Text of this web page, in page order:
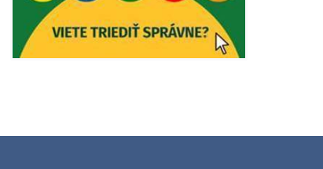
Zajtrajší zvoz odpadu
Vážený občan, zajtra 5. 8. sa bude
zvážať komunálny odpad.
Vážený občan, dnes 5. 8. sa zváža